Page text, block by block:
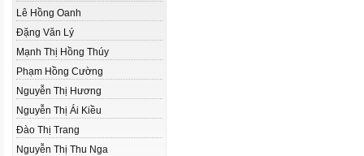
Lê Hồng Oanh
Đặng Văn Lý
Mạnh Thị Hồng Thúy
Phạm Hồng Cường
Nguyễn Thị Hương
Nguyễn Thị Ái Kiều
Đào Thị Trang
Nguyễn Thị Thu Nga